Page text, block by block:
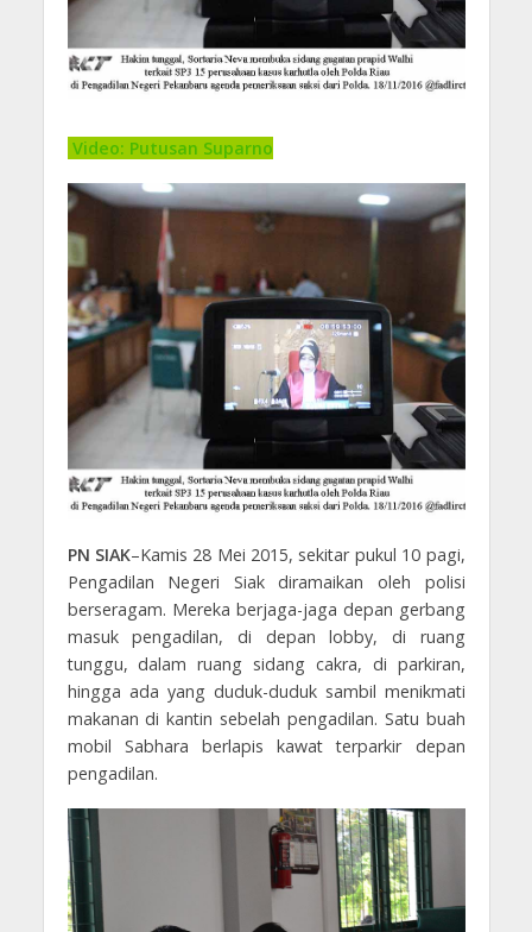
Video: Putusan Suparno
PN SIAK–Kamis 28 Mei 2015, sekitar pukul 10 pagi,
Pengadilan Negeri Siak diramaikan oleh polisi
berseragam. Mereka berjaga-jaga depan gerbang
masuk pengadilan, di depan lobby, di ruang
tunggu, dalam ruang sidang cakra, di parkiran,
hingga ada yang duduk-duduk sambil menikmati
makanan di kantin sebelah pengadilan. Satu buah
mobil Sabhara berlapis kawat terparkir depan
pengadilan.